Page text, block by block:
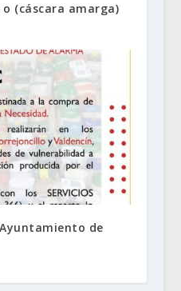
(cáscara amarga)
de